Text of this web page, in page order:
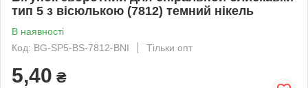
тип 5 з вісюлькою (7812) темний нікель
В наявності
Код: BG-SP5-BS-7812-BNI
Тільки опт
5,40 ₴